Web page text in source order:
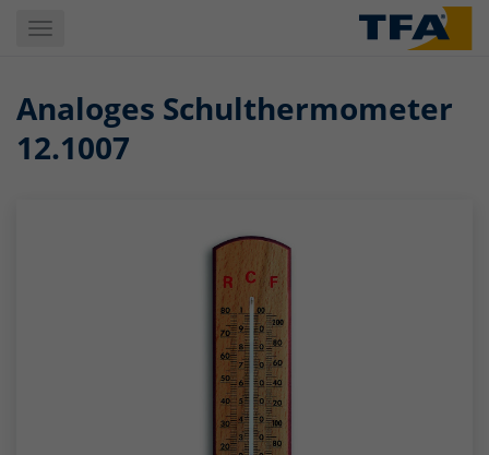
Toggle
Analoges Schulthermometer
12.1007